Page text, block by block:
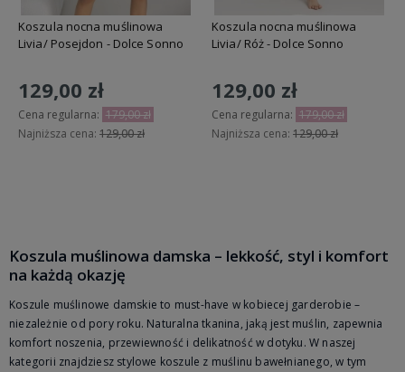
Koszula nocna muślinowa
Livia/ Posejdon - Dolce Sonno
129,00 zł
Cena regularna: 179,00 zł
Najniższa cena: 129,00 zł
Koszula nocna muślinowa
Livia/ Róż - Dolce Sonno
129,00 zł
Cena regularna: 179,00 zł
Najniższa cena: 129,00 zł
Koszula muślinowa damska – lekkość, styl i komfort
na każdą okazję
Koszule muślinowe damskie to must-have w kobiecej garderobie –
niezależnie od pory roku. Naturalna tkanina, jaką jest muślin, zapewnia
komfort noszenia, przewiewność i delikatność w dotyku. W naszej
kategorii znajdziesz stylowe koszule z muślinu bawełnianego, w tym